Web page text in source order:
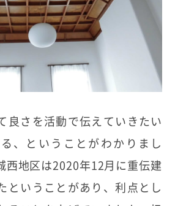
良さを活動で伝えていきたい
、ということがわかりまし
西地区は2020年12月に重伝建
ということがあり、利点とし